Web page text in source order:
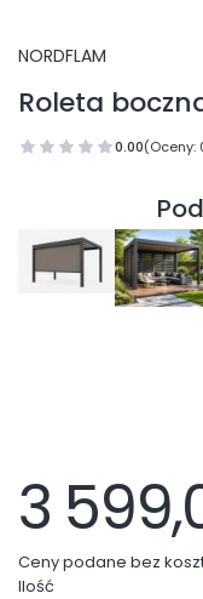
NORDFLAM
Roleta
0.00(Oceny:
Poszczególne
3
Ceny podane bez
Ilość